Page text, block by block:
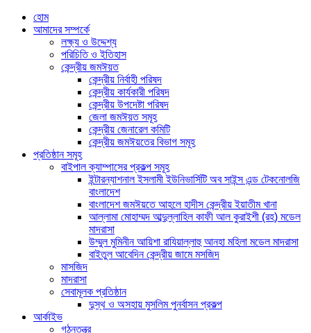
হোম
আমাদের সম্পর্কে
লক্ষ্য ও উদ্দেশ্য
পরিচিতি ও ইতিহাস
কেন্দ্রীয় জমঈয়ত
কেন্দ্রীয় নির্বাহী পরিষদ
কেন্দ্রীয় কার্যকারী পরিষদ
কেন্দ্রীয় উপদেষ্টা পরিষদ
জেলা জমঈয়ত সমূহ
কেন্দ্রীয় জেনারেল কমিটি
কেন্দ্রীয় জমঈয়তের বিভাগ সমূহ
প্রতিষ্ঠান সমূহ
বাইপাল ক্যাম্পাসের প্রকল্প সমূহ
ইন্টারন্যাশনাল ইসলামী ইউনিভার্সিটি অব সাইন্স এন্ড টেকনোলজি
বাংলাদেশ
বাংলাদেশ জমঈয়তে আহলে হাদীস কেন্দ্রীয় ইয়াতীম খানা
আল্লামা মোহাম্মদ আব্দুল্লাহিল কাফী আল কুরাইশী (রহ) মডেল
মাদরাসা
উম্মুল মুমিনীন আয়িশা রাযিয়াল্লাহু আনহা মহিলা মডেল মাদরাসা
বাইতুল আবেদিন কেন্দ্রীয় জামে মসজিদ
মাসজিদ
মাদরাসা
সেবামূলক প্রতিষ্ঠান
দুস্থ ও অসহায় মুসলিম পুনর্বাসন প্রকল্প
আর্কাইভ
গঠনতন্ত্র